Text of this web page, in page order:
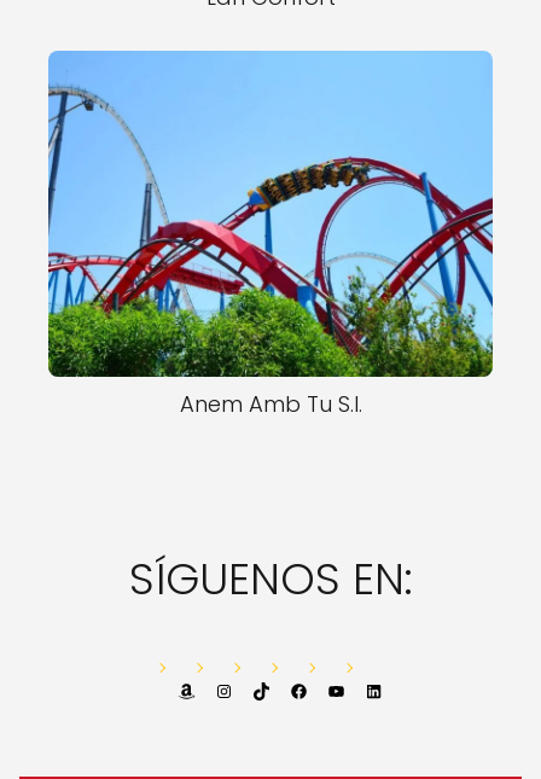
Anem Amb Tu S.l.
SÍGUENOS EN:
AmazonInstagram
TikTok FacebookYouTube